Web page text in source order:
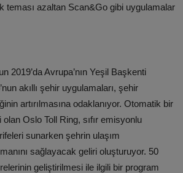
teması azaltan Scan&Go gibi uygulamalar
2019’da Avrupa’nın Yeşil Başkenti
akıllı şehir uygulamaları, şehir
artırılmasına odaklanıyor. Otomatik bir
Oslo Toll Ring, sıfır emisyonlu
sunarken şehrin ulaşım
sağlayacak geliri oluşturuyor. 50
geliştirilmesi ile ilgili bir program